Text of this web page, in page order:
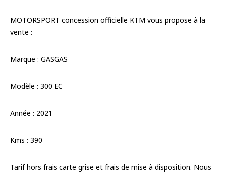
MOTORSPORT concession officielle KTM vous propose à la
vente :
Marque : GASGAS
Modèle : 300 EC
Année : 2021
Kms : 390
Tarif hors frais carte grise et frais de mise à disposition. Nous
d'intérêt et